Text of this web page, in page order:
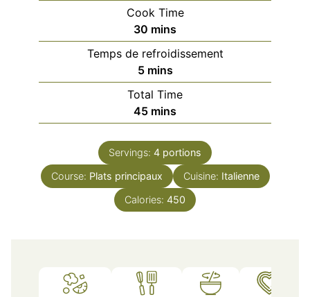
Cook Time
30 minutes
mins
Temps de refroidissement
5minutes
mins
Total Time
45minutes
mins
Servings: 4 portions
Course: Plats principaux Cuisine: Italienne
Calories: 450